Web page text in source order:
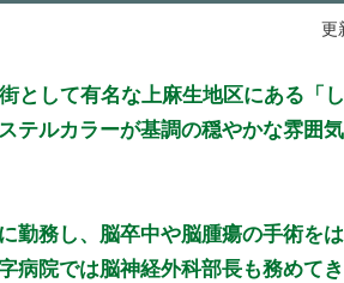
更
として有名な上麻生地区にある「
テルカラーが基調の穏やかな雰囲
勤務し、脳卒中や脳腫瘍の手術を
病院では脳神経外科部長も務めて